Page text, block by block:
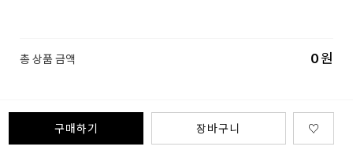
총 상품 금액 0원
구매하기 장바구니 ♡